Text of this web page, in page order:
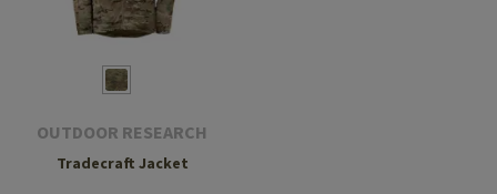
OUTDOOR RESEARCH
Tradecraft Jacket